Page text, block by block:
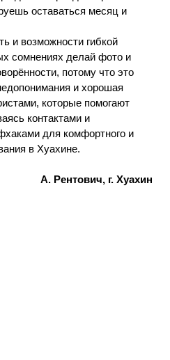
оставаться месяц и
и возможности гибкой
сомнениях делай фото и
потому что это
и хорошая
которые помогают
контактами и
для комфортного и
в Хуахине.
А. Рентович, г. Хуахин